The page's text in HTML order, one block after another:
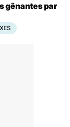
gênantes par